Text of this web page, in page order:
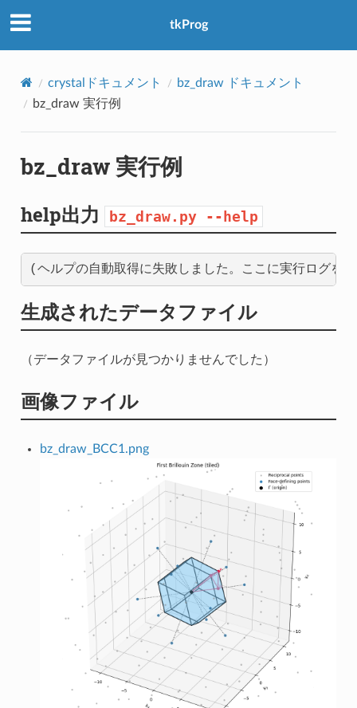
tkProg
crystalドキュメント
bz_draw ドキュメント
bz_draw 実行例
bz_draw 実行例
help出力 bz_draw.py --help
生成されたデータファイル
（データファイルが見つかりませんでした）
画像ファイル
bz_draw_BCC1.png
アクセス数：0